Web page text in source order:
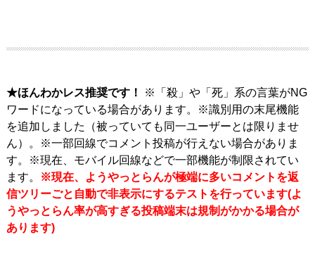
★ほんわかレス推奨です！
※「殺」や「死」系の言葉がNG
ワードになっている場合があります。※識別用の末尾機能
を追加しました（被っていても同一ユーザーとは限りませ
ん）。※一部回線でコメント投稿が行えない場合がありま
す。※現在、モバイル回線などで一部機能が制限されてい
ます。
※現在、ようやっとらんが極端に多いコメントを返
信ツリーごと自動で非表示にするテストを行っています(よ
うやっとらん率が高すぎる投稿端末は規制がかかる場合が
あります)